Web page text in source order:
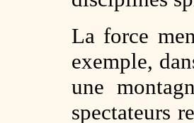
La force
exemple,
une
spectateurs